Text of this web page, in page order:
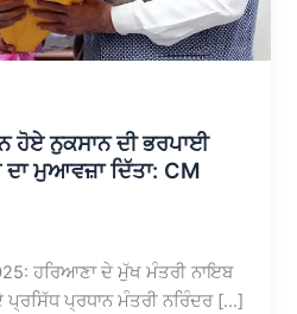
ਹੋਏ ਨੁਕਸਾਨ ਦੀ ਭਰਪਾਈ
ਮੁਆਵਜ਼ਾ ਦਿੱਤਾ: CM
ਹਰਿਆਣਾ ਦੇ ਮੁੱਖ ਮੰਤਰੀ ਨਾਇਬ
ਪ੍ਰਸਿੱਧ ਪ੍ਰਧਾਨ ਮੰਤਰੀ ਨਰਿੰਦਰ […]